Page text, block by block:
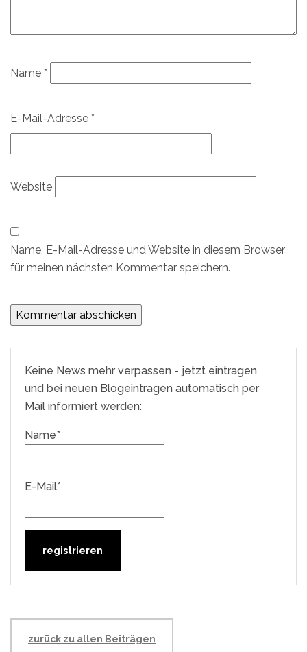
Name *
E-Mail-Adresse *
Website
Name, E-Mail-Adresse und Website in diesem Browser
für meinen nächsten Kommentar speichern.
Keine News mehr verpassen - jetzt eintragen
und bei neuen Blogeintragen automatisch per
Mail informiert werden:
Name*
E-Mail*
zurück zu allen Beiträgen